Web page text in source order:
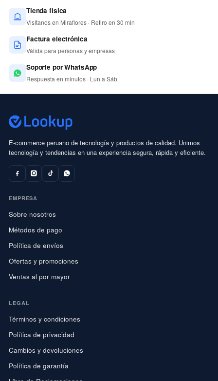
Tienda física
Visítanos en Miraflores · Retiro en 30 min
Factura electrónica
Válida para personas y empresas
Soporte por WhatsApp
Respuesta en minutos · Lun a Sáb
E-commerce peruano de tecnología y productos de calidad. Unimos
tecnología y tendencias en una experiencia segura, rápida y eficiente.
EMPRESA
Sobre nosotros
Métodos de pago
Política de envíos
Ofertas y promociones
Ventas al por mayor
LEGAL
Términos y condiciones
Política de privacidad
Cambios y devoluciones
Política de garantía